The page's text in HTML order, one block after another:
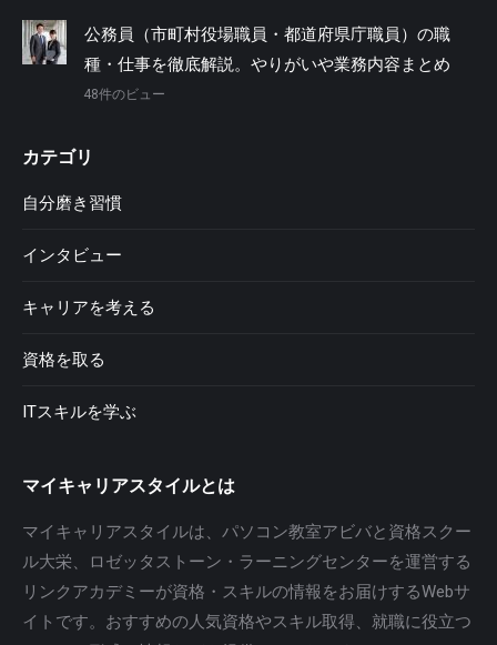
公務員（市町村役場職員・都道府県庁職員）の職
種・仕事を徹底解説。やりがいや業務内容まとめ
48件のビュー
カテゴリ
自分磨き習慣
インタビュー
キャリアを考える
資格を取る
ITスキルを学ぶ
マイキャリアスタイルとは
マイキャリアスタイルは、パソコン教室アビバと資格スクー
ル大栄、ロゼッタストーン・ラーニングセンターを運営する
リンクアカデミーが資格・スキルの情報をお届けするWebサ
イトです。おすすめの人気資格やスキル取得、就職に役立つ